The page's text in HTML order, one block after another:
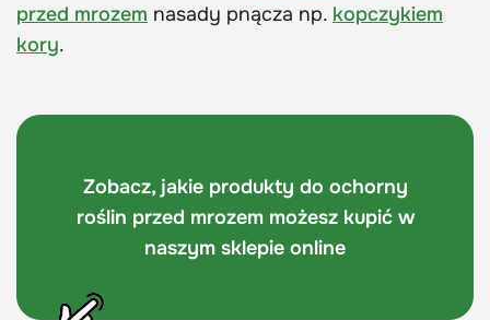
przed mrozem nasady pnącza np. kopczykiem
kory.
Zobacz, jakie produkty do ochorny
roślin przed mrozem możesz kupić w
naszym sklepie online